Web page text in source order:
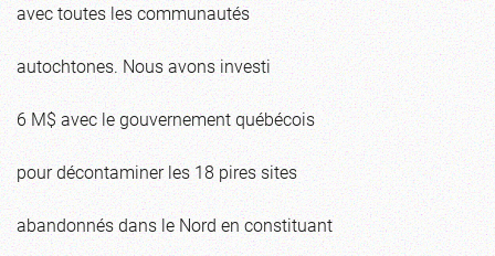
avec toutes les communautés
autochtones. Nous avons investi
6 M$ avec le gouvernement québécois
pour décontaminer les 18 pires sites
abandonnés dans le Nord en constituant